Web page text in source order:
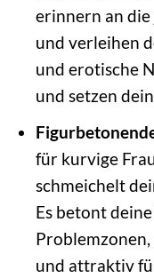
erinnern an die
und verleihen
und erotische
und setzen
für kurvige
schmeichelt
Es betont
und attraktiv